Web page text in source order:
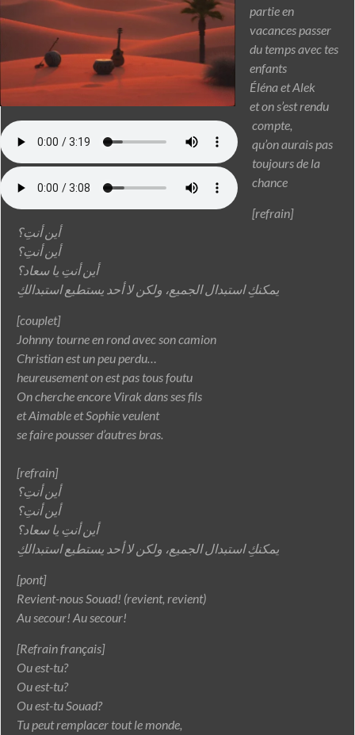
partie en
vacances passer
du temps avec tes
enfants
Éléna et Alek
et on s’est rendu
compte,
qu’on aurais pas
toujours de la
chance
[refrain]
أين أنتِ؟
أين أنتِ؟
أين أنتِ يا سعاد؟
يمكنكِ استبدال الجميع، ولكن لا أحد يستطيع استبدالكِ
[couplet]
Johnny tourne en rond avec son camion
Christian est un peu perdu…
heureusement on est pas tous foutu
On cherche encore Virak dans ses fils
et Aimable et Sophie veulent
se faire pousser d’autres bras.
[refrain]
أين أنتِ؟
أين أنتِ؟
أين أنتِ يا سعاد؟
يمكنكِ استبدال الجميع، ولكن لا أحد يستطيع استبدالكِ
[pont]
Revient-nous Souad! (revient, revient)
Au secour! Au secour!
[Refrain français]
Ou est-tu?
Ou est-tu?
Ou est-tu Souad?
Tu peut remplacer tout le monde,